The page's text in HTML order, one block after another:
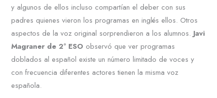
y algunos de ellos incluso compartían el deber con sus
padres quienes vieron los programas en inglés ellos. Otros
aspectos de la voz original sorprendieron a los alumnos. Javi
Magraner de 2º ESO observó que ver programas
doblados al español existe un número limitado de voces y
con frecuencia diferentes actores tienen la misma voz
española.